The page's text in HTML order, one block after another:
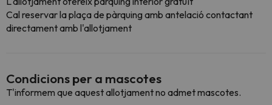
Cal reservar la plaça de pàrquing amb antelació contactant
directament amb l'allotjament
Condicions per a mascotes
T'informem que aquest allotjament no admet mascotes.